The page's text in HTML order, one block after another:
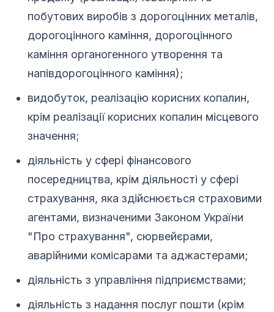
побутових виробів з дорогоцінних металів,
дорогоцінного каміння, дорогоцінного
каміння органогенного утворення та
напівдорогоцінного каміння);
видобуток, реалізацію корисних копалин,
крім реалізації корисних копалин місцевого
значення;
діяльність у сфері фінансового
посередництва, крім діяльності у сфері
страхування, яка здійснюється страховими
агентами, визначеними Законом України
"Про страхування", сюрвейєрами,
аварійними комісарами та аджастерами;
діяльність з управління підприємствами;
діяльність з надання послуг пошти (крім